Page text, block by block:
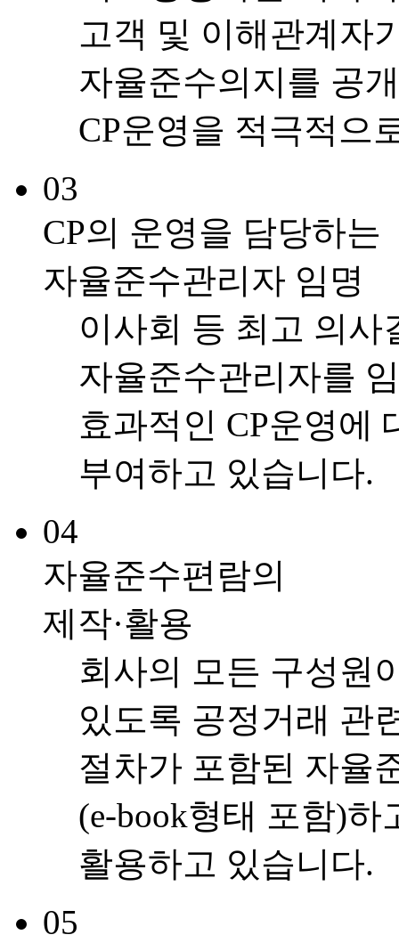
고객 및 이해관계자
자율준수의지를 공
CP운영을 적극적으
03
CP의 운영을 담당하는
자율준수관리자 임명
이사회 등 최고 의
자율준수관리자를
효과적인 CP운영에
부여하고 있습니다.
04
자율준수편람의
제작·활용
회사의 모든 구성원
있도록 공정거래 관
절차가 포함된 자율
(e-book형태 포함)
활용하고 있습니다.
05